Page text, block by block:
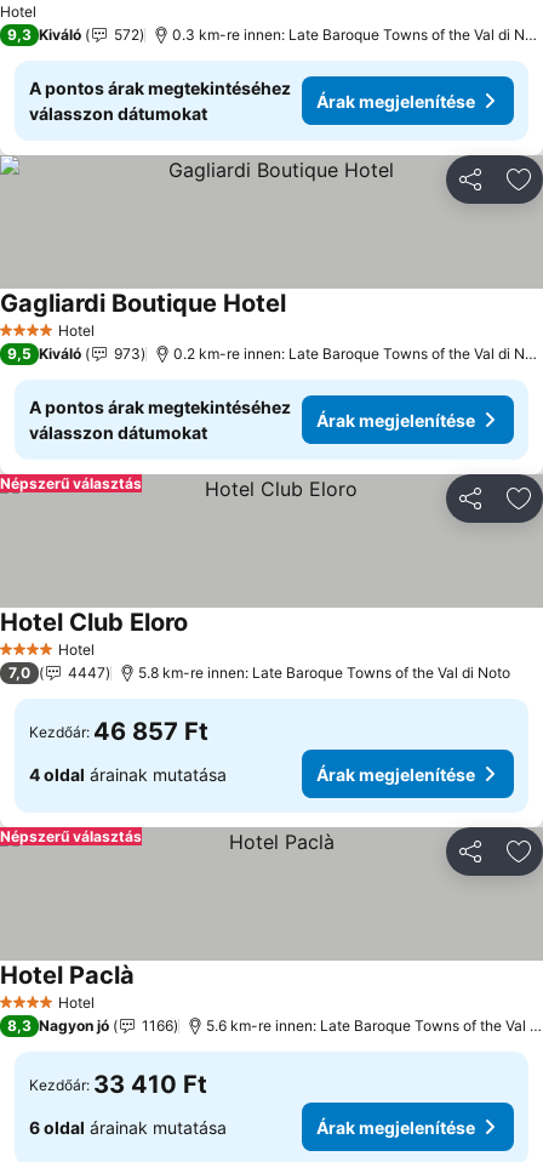
Hotel
9,3 Kiváló 572 0.3 km-re innen: Late Baroque Towns of the Val di Noto
A pontos árak megtekintéséhez
válasszon dátumokat
Árak megjelenítése
4 KategóriaHotel
Gagliardi Boutique Hotel
9,5 Kiváló 973 0.2 km-re innen: Late Baroque Towns of the Val di Noto
A pontos árak megtekintéséhez
válasszon dátumokat
Árak megjelenítése
Népszerű választás
4 KategóriaHotel
Hotel Club Eloro
7,0 4447 5.8 km-re innen: Late Baroque Towns of the Val di Noto
Kezdőár: 46 857 Ft
4 oldal árainak mutatása Árak megjelenítése
Népszerű választás
4 KategóriaHotel
Hotel Paclà
8,3 Nagyon jó 1166 5.6 km-re innen: Late Baroque Towns of the Val di Noto
Kezdőár: 33 410 Ft
6 oldal árainak mutatása Árak megjelenítése